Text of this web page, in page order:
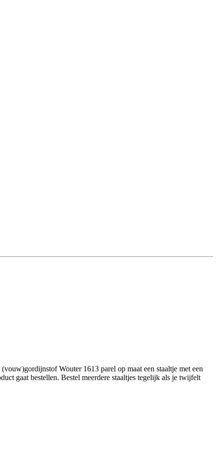
Wouter 1613 parel op maat een staaltje met een
gaat bestellen. Bestel meerdere staaltjes tegelijk als je twijfelt